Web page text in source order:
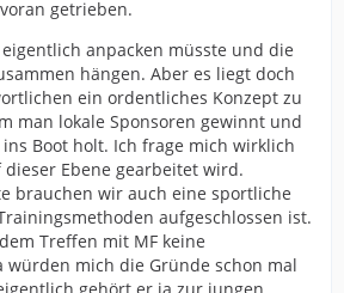
getrieben.
anpacken müsste und die
hängen. Aber es liegt doch
ein ordentliches Konzept zu
man lokale Sponsoren gewinnt und
Boot holt. Ich frage mich wirklich
Ebene gearbeitet wird.
brauchen wir auch eine sportliche
aufgeschlossen ist.
Treffen mit MF keine
würden mich die Gründe schon mal